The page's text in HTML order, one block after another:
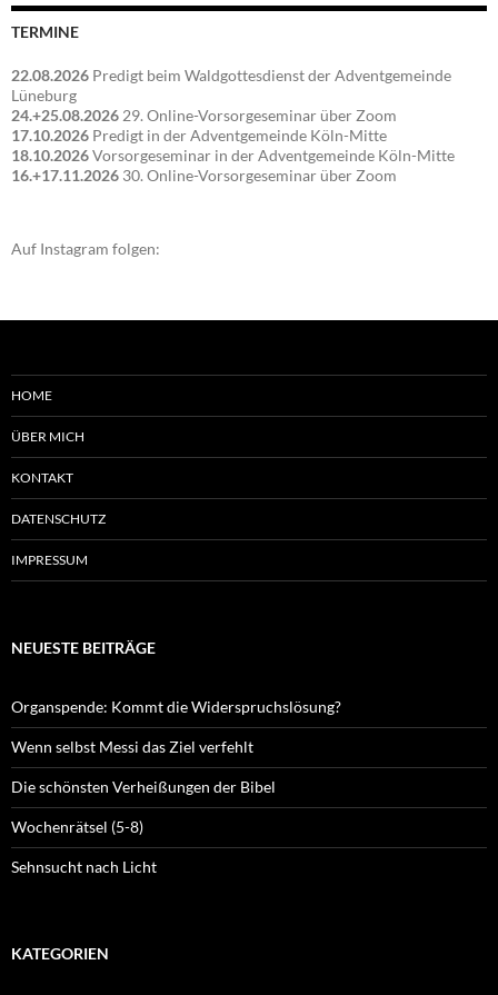
TERMINE
22.08.2026 Predigt beim Waldgottesdienst der Adventgemeinde
Lüneburg
24.+25.08.2026 29. Online-Vorsorgeseminar über Zoom
17.10.2026 Predigt in der Adventgemeinde Köln-Mitte
18.10.2026Vorsorgeseminar in der Adventgemeinde Köln-Mitte
16.+17.11.2026 30. Online-Vorsorgeseminar über Zoom
Auf Instagram folgen:
HOME
ÜBER MICH
KONTAKT
DATENSCHUTZ
IMPRESSUM
NEUESTE BEITRÄGE
Organspende: Kommt die Widerspruchslösung?
Wenn selbst Messi das Ziel verfehlt
Die schönsten Verheißungen der Bibel
Wochenrätsel (5-8)
Sehnsucht nach Licht
KATEGORIEN